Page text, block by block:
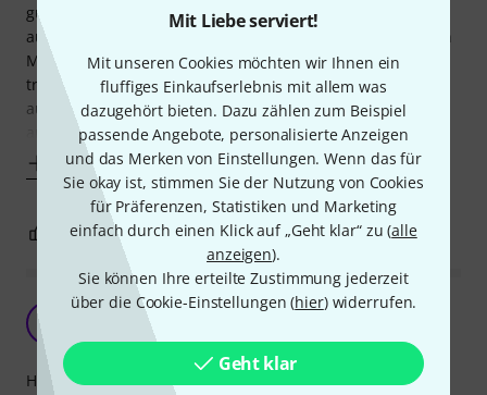
Mit Liebe serviert!
Mit unseren Cookies möchten wir Ihnen ein
fluffiges Einkaufserlebnis mit allem was
dazugehört bieten. Dazu zählen zum Beispiel
passende Angebote, personalisierte Anzeigen
und das Merken von Einstellungen. Wenn das für
Sie okay ist, stimmen Sie der Nutzung von Cookies
für Präferenzen, Statistiken und Marketing
einfach durch einen Klick auf „Geht klar“ zu (alle
anzeigen).
Sie können Ihre erteilte Zustimmung jederzeit
über die Cookie-Einstellungen (hier) widerrufen.
Geht klar
gut beraten. Er sieht gut aus und schützt das Instrument
ausgezeichnet. Für Fender Vintage Bässe o.ä. eigentlich ein
Muss, will man seinen Bass stilecht aufbewahren und
transportieren. Der Koffer ist gut gepolstert, hat ein
ausreichend großes Fach für Kabel usw. und lässt sich
angenehm tragen. Einzig die
Mehr anzeigen
1 BEWERTUNG MELDEN
Guter Koffer
Handling